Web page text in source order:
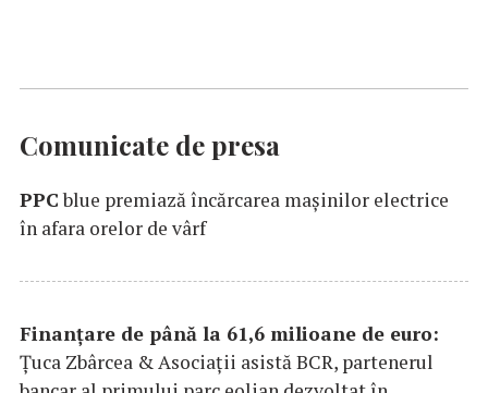
Comunicate de presa
PPCblue premiază încărcarea maşinilor electrice
în afara orelor de vârf
Finanțare de până la 61,6 milioane de euro:
Țuca Zbârcea & Asociații asistă BCR, partenerul